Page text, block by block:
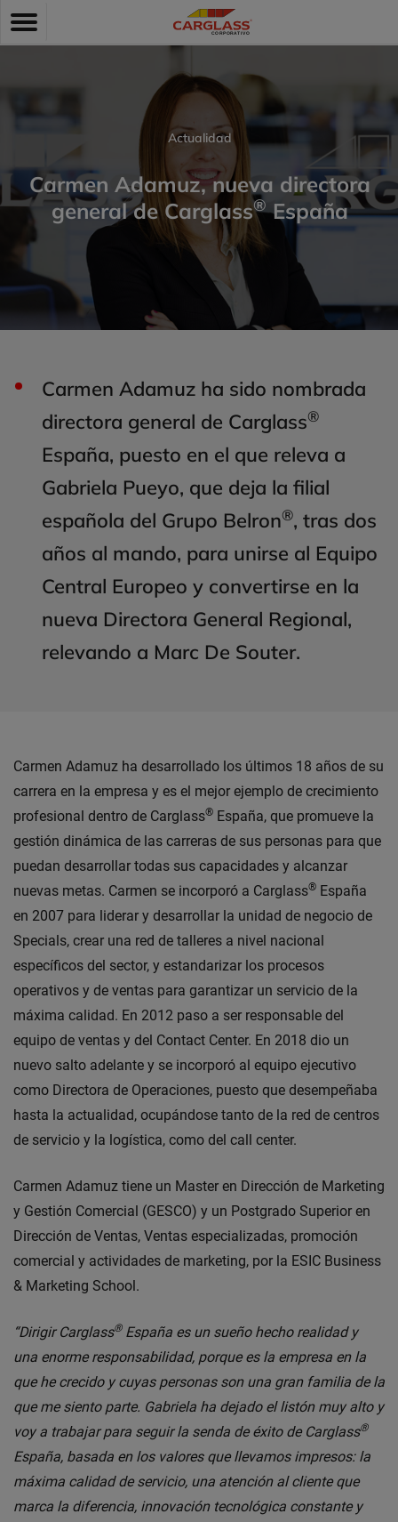
Pasar
contenido
Toggle
Actualidad
Carmen Adamuz, nueva directora
general de Carglass®España
Carmen Adamuz ha sido nombrada
directora general de Carglass®
España, puesto en el que releva a
Gabriela Pueyo, que deja la filial
española del Grupo Belron®, tras dos
años al mando, para unirse al Equipo
Central Europeo y convertirse en la
nueva Directora General Regional,
relevando a Marc De Souter.
Carmen Adamuz ha desarrollado los últimos 18 años de su
carrera en la empresa y es el mejor ejemplo de crecimiento
profesional dentro de Carglass® España, que promueve la
gestión dinámica de las carreras de sus personas para que
puedan desarrollar todas sus capacidades y alcanzar
nuevas metas. Carmen se incorporó a Carglass® España
en 2007 para liderar y desarrollar la unidad de negocio de
Specials, crear una red de talleres a nivel nacional
específicos del sector, y estandarizar los procesos
operativos y de ventas para garantizar un servicio de la
máxima calidad. En 2012 paso a ser responsable del
equipo de ventas y del Contact Center. En 2018 dio un
nuevo salto adelante y se incorporó al equipo ejecutivo
como Directora de Operaciones, puesto que desempeñaba
hasta la actualidad, ocupándose tanto de la red de centros
de servicio y la logística, como del call center.
Carmen Adamuz tiene un Master en Dirección de Marketing
y Gestión Comercial (GESCO) y un Postgrado Superior en
Dirección de Ventas, Ventas especializadas, promoción
comercial y actividades de marketing, por la ESIC Business
& Marketing School.
“Dirigir Carglass®España es un sueño hecho realidad y
una enorme responsabilidad, porque es la empresa en la
que he crecido y cuyas personas son una gran familia de la
que me siento parte. Gabriela ha dejado el listón muy alto y
voy a trabajar para seguir la senda de éxito de Carglass®
España, basada en los valores que llevamos impresos: la
máxima calidad de servicio, una atención al cliente que
marca la diferencia, innovación tecnológica constante y